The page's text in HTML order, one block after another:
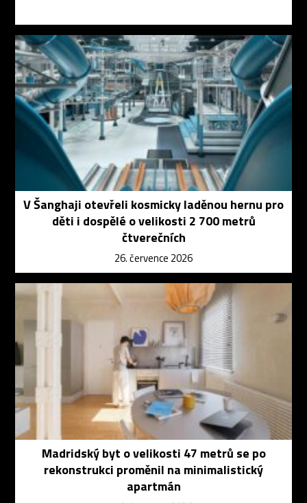
V Šanghaji otevřeli kosmicky laděnou hernu pro
děti i dospělé o velikosti 2 700 metrů
čtverečních
26. července 2026
Madridský byt o velikosti 47 metrů se po
rekonstrukci proměnil na minimalistický
apartmán